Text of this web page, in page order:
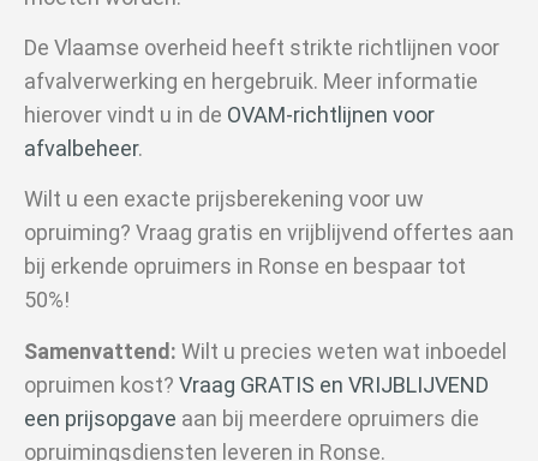
De Vlaamse overheid heeft strikte richtlijnen voor
afvalverwerking en hergebruik. Meer informatie
hierover vindt u in de OVAM-richtlijnen voor
afvalbeheer.
Wilt u een exacte prijsberekening voor uw
opruiming? Vraag gratis en vrijblijvend offertes aan
bij erkende opruimers in Ronse en bespaar tot
50%!
Samenvattend: Wilt u precies weten wat inboedel
opruimen kost? Vraag GRATIS en VRIJBLIJVEND
een prijsopgave aan bij meerdere opruimers die
opruimingsdiensten leveren in Ronse.